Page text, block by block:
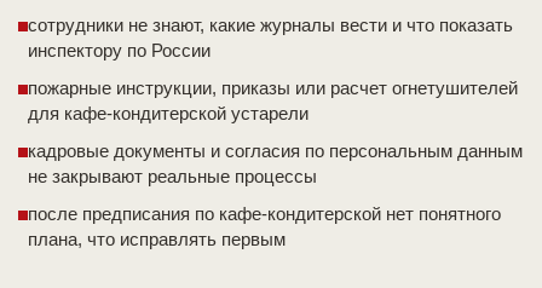
сотрудники не знают, какие журналы вести и что показать
инспектору по России
пожарные инструкции, приказы или расчет огнетушителей
для кафе-кондитерской устарели
кадровые документы и согласия по персональным данным
не закрывают реальные процессы
после предписания по кафе-кондитерской нет понятного
плана, что исправлять первым